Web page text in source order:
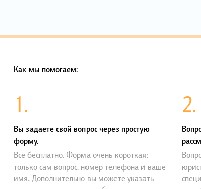
Как мы помогаем:
1.
Вы задаете свой вопрос через простую
форму.
Все бесплатно. Форма очень короткая:
только сам вопрос, номер телефона и ваше
имя. Дополнительно вы можете указать
2.